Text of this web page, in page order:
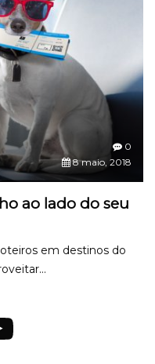
0
8 maio, 2018
ao lado do seu
em destinos do